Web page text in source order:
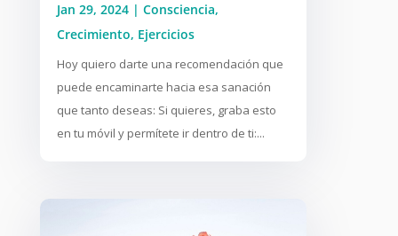
Jan 29, 2024| Consciencia,
Crecimiento, Ejercicios
Hoy quiero darte una recomendación que
puede encaminarte hacia esa sanación
que tanto deseas: Si quieres, graba esto
en tu móvil y permítete ir dentro de ti:...